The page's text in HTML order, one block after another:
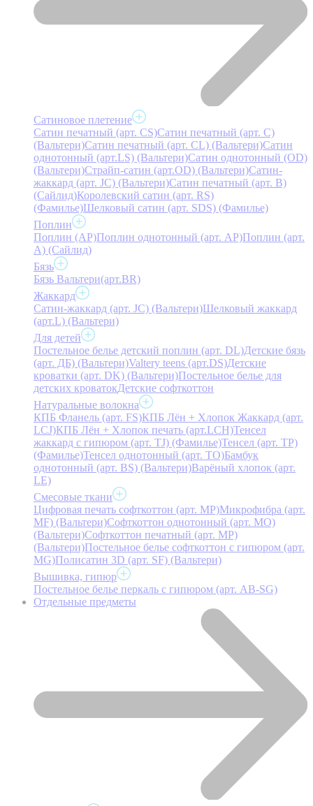
Сатиновое плетение
Сатин печатный (арт. СS)Сатин печатный (арт. С)
(Вальтери)Сатин печатный (арт. СL) (Вальтери)Сатин
однотонный (арт.LS) (Вальтери)Сатин однотонный (OD)
(Вальтери)Страйп-сатин (арт.OD) (Вальтери)Сатин-
жаккард (арт. JC) (Вальтери)Сатин печатный (арт. В)
(Сайлид)Королевский сатин (арт. RS)
(Фамилье)Шелковый сатин (арт. SDS) (Фамилье)
Поплин
Поплин (AP)Поплин однотонный (арт. AP)Поплин (арт.
А) (Сайлид)
Бязь
Бязь Вальтери(арт.BR)
Жаккард
Сатин-жаккард (арт. JC) (Вальтери)Шелковый жаккард
(арт.L) (Вальтери)
Для детей
Постельное белье детский поплин (арт. DL)Детские бязь
(арт. ДБ) (Вальтери)Valtery teens (арт.DS)Детские
кроватки (арт. DK) (Вальтери)Постельное белье для
детских кроватокДетские софткоттон
Натуральные волокна
КПБ Фланель (арт. FS)КПБ Лён + Хлопок Жаккард (арт.
LCJ)КПБ Лён + Хлопок печать (арт.LCH)Тенсел
жаккард с гипюром (арт. TJ) (Фамилье)Тенсел (арт. ТР)
(Фамилье)Тенсел однотонный (арт. TO)Бамбук
однотонный (арт. BS) (Вальтери)Варёный хлопок (арт.
LE)
Смесовые ткани
Цифровая печать софткоттон (арт. MP)Микрофибра (арт.
MF) (Вальтери)Софткоттон однотонный (арт. MO)
(Вальтери)Софткоттон печатный (арт. MР)
(Вальтери)Постельное белье софткоттон с гипюром (арт.
MG)Полисатин 3D (арт. SF) (Вальтери)
Вышивка, гипюр
Постельное белье перкаль с гипюром (арт. AB-SG)
Отдельные предметы